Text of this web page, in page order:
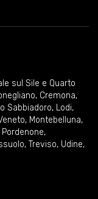
sul Sile e Quarto
, Cremona,
Sabbiadoro, Lodi,
, Montebelluna,
Pordenone,
, Treviso, Udine,